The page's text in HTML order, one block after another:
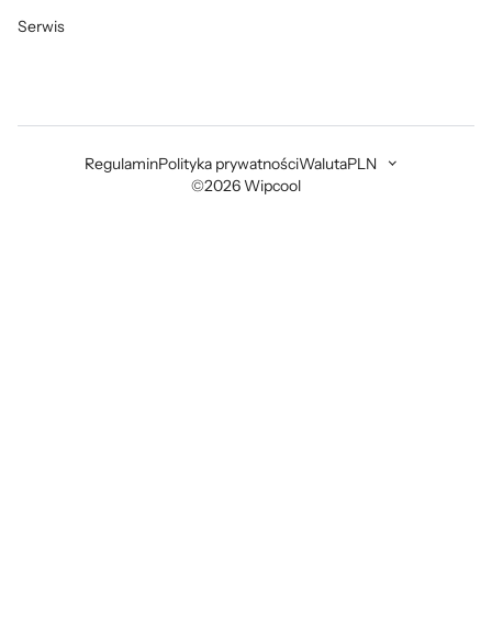
Serwis
©2026 Wipcool
RegulaminPolityka prywatnościWalutaPLN